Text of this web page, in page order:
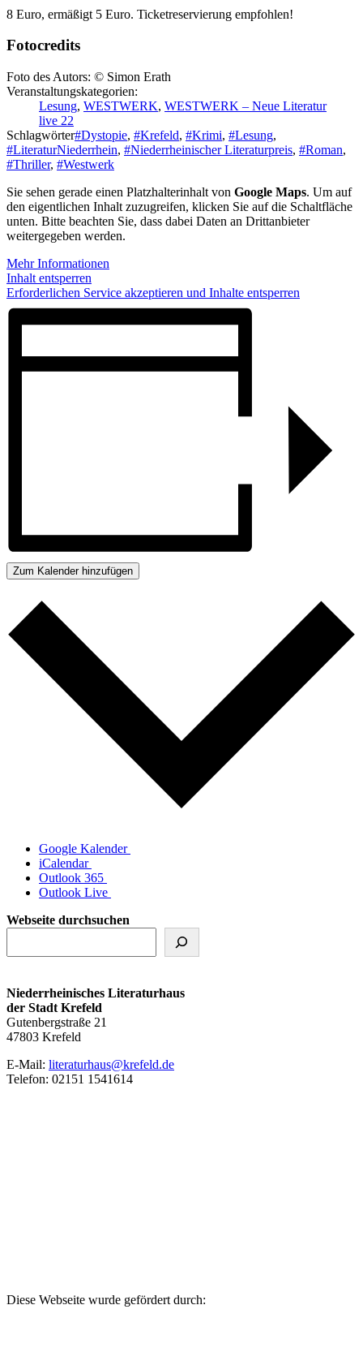
8 Euro, ermäßigt 5 Euro. Ticketreservierung empfohlen!
Fotocredits
Foto des Autors: © Simon Erath
Veranstaltungskategorien:
Lesung, WESTWERK, WESTWERK – Neue Literatur
live 22
Schlagwörter#Dystopie, #Krefeld, #Krimi, #Lesung,
#LiteraturNiederrhein, #Niederrheinischer Literaturpreis, #Roman,
#Thriller, #Westwerk
Sie sehen gerade einen Platzhalterinhalt von Google Maps. Um auf
den eigentlichen Inhalt zuzugreifen, klicken Sie auf die Schaltfläche
unten. Bitte beachten Sie, dass dabei Daten an Drittanbieter
weitergegeben werden.
Mehr Informationen
Inhalt entsperren
Erforderlichen Service akzeptieren und Inhalte entsperren
Zum Kalender hinzufügen
Google Kalender
iCalendar
Outlook 365
Outlook Live
Webseite durchsuchen
Niederrheinisches Literaturhaus
der Stadt Krefeld
Gutenbergstraße 21
47803 Krefeld
E‑Mail: literaturhaus@krefeld.de
Telefon: 02151 1541614
Diese Webseite wurde gefördert durch: